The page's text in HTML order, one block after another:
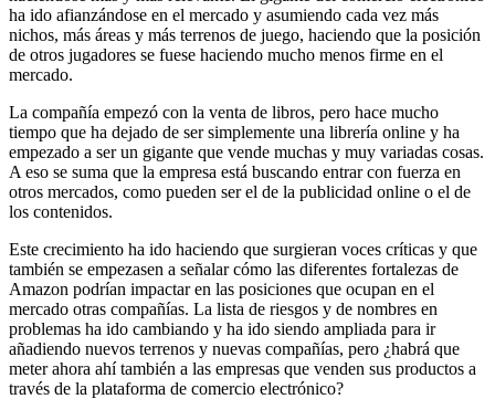
ha ido afianzándose en el mercado y asumiendo cada vez más
nichos, más áreas y más terrenos de juego, haciendo que la posición
de otros jugadores se fuese haciendo mucho menos firme en el
mercado.
La compañía empezó con la venta de libros, pero hace mucho
tiempo que ha dejado de ser simplemente una librería online y ha
empezado a ser un gigante que vende muchas y muy variadas cosas.
A eso se suma que la empresa está buscando entrar con fuerza en
otros mercados, como pueden ser el de la publicidad online o el de
los contenidos.
Este crecimiento ha ido haciendo que surgieran voces críticas y que
también se empezasen a señalar cómo las diferentes fortalezas de
Amazon podrían impactar en las posiciones que ocupan en el
mercado otras compañías. La lista de riesgos y de nombres en
problemas ha ido cambiando y ha ido siendo ampliada para ir
añadiendo nuevos terrenos y nuevas compañías, pero ¿habrá que
meter ahora ahí también a las empresas que venden sus productos a
través de la plataforma de comercio electrónico?